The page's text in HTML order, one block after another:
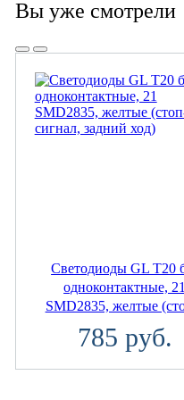
Вы уже смотрели
Светодиоды GL T20
одноконтактные, 21
SMD2835, желтые
785 руб.